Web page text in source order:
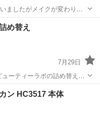
ましたがメイクが変わり使
なくて
るのでとても便利で可愛い
ューティーラボ 詰め替え
7月29日
要でしたら 使いかけの本体
ン HC3517 本体